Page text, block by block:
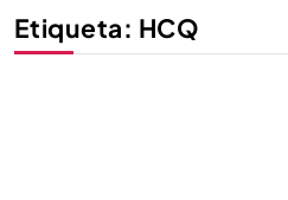
Etiqueta: HCQ